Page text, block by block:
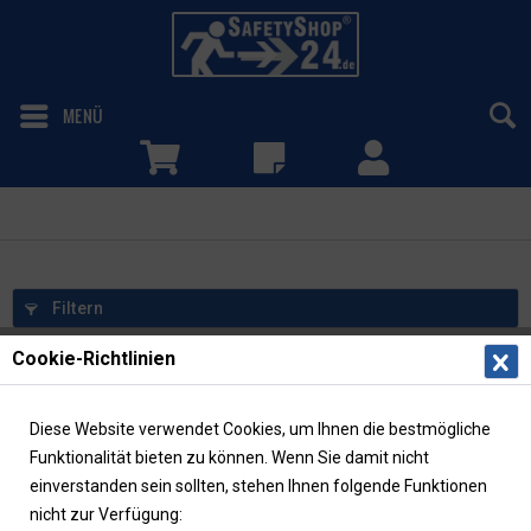
MENÜ
Filtern
Cookie-Richtlinien
Diese Website verwendet Cookies, um Ihnen die bestmögliche
Funktionalität bieten zu können. Wenn Sie damit nicht
einverstanden sein sollten, stehen Ihnen folgende Funktionen
nicht zur Verfügung: